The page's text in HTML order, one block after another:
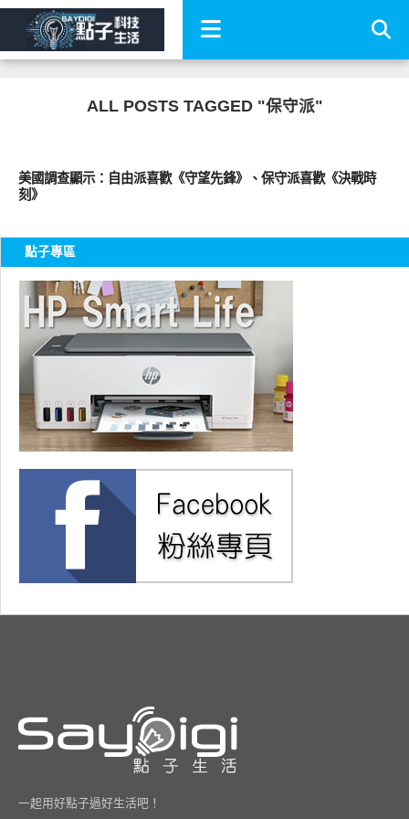
ALL POSTS TAGGED "保守派"
美國調查顯示：自由派喜歡《守望先鋒》、保守派喜歡《決戰時
刻》
點子專區
一起用好點子過好生活吧！